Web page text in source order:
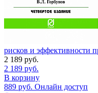
рисков и эффективности
2 189 руб.
2 189 руб.
В корзину
889 руб. Онлайн доступ